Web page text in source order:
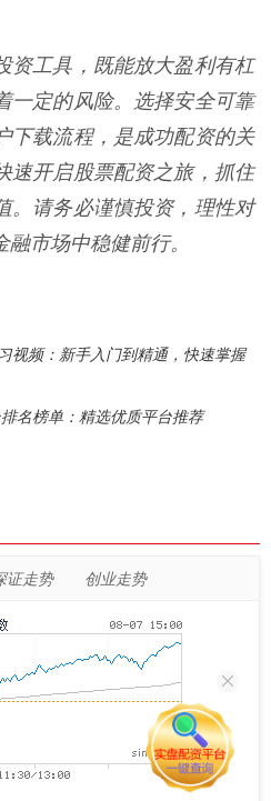
资工具，既能放大盈利有杠
一定的风险。选择安全可靠
下载流程，是成功配资的关
速开启股票配资之旅，抓住
。请务必谨慎投资，理性对
市场中稳健前行。
视频：新手入门到精通，快速掌握
名榜单：精选优质平台推荐
证走势 创业走势